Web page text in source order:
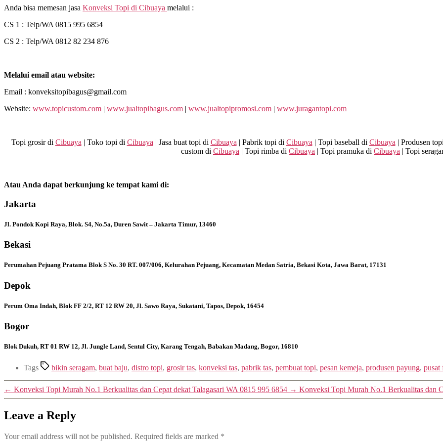
Anda bisa memesan jasa Konveksi Topi di Cibuaya melalui :
CS 1 : Telp/WA 0815 995 6854
CS 2 : Telp/WA 0812 82 234 876
Melalui email atau website:
Email : konveksitopibagus@gmail.com
Website: www.topicustom.com | www.jualtopibagus.com | www.jualtopipromosi.com | www.juragantopi.com
Topi grosir di Cibuaya | Toko topi di Cibuaya | Jasa buat topi di Cibuaya | Pabrik topi di Cibuaya | Topi baseball di Cibuaya | Produsen
custom di Cibuaya | Topi rimba di Cibuaya | Topi pramuka di Cibuaya | Topi
Atau Anda dapat berkunjung ke tempat kami di:
Jakarta
Jl. Pondok Kopi Raya, Blok. S4, No.5a, Duren Sawit – Jakarta Timur, 13460
Bekasi
Perumahan Pejuang Pratama Blok S No. 30 RT. 007/006, Kelurahan Pejuang, Kecamatan Medan Satria, Bekasi Kota, Jawa Barat, 17131
Depok
Perum Oma Indah, Blok FF 2/2, RT 12 RW 20, Jl. Sawo Raya, Sukatani, Tapos, Depok, 16454
Bogor
Blok Dukuh, RT 01 RW 12, Jl. Jungle Land, Sentul City, Karang Tengah, Babakan Madang, Bogor, 16810
Tags bikin seragam, buat baju, distro topi, grosir tas, konveksi tas, pabrik tas, pembuat topi, pesan kemeja, produsen payung, pusat
← Konveksi Topi Murah No.1 Berkualitas dan Cepat dekat Talagasari WA 0815 995 6854 → Konveksi Topi Murah No.1 Berkualitas dan
Leave a Reply
Your email address will not be published. Required fields are marked *